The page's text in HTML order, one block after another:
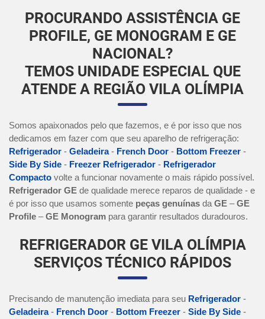
PROCURANDO ASSISTÊNCIA GE
PROFILE, GE MONOGRAM E GE
NACIONAL?
TEMOS UNIDADE ESPECIAL QUE
ATENDE A REGIÃO VILA OLÍMPIA
Somos apaixonados pelo que fazemos, e é por isso que nos
dedicamos em fazer com que seu aparelho de refrigeração:
Refrigerador - Geladeira- French Door - Bottom Freezer -
Side By Side - Freezer Refrigerador - Refrigerador
Compacto volte a funcionar novamente o mais rápido possível.
Refrigerador GE de qualidade merece reparos de qualidade - e
é por isso que usamos somente peças genuínas da GE –GE
Profile –GE Monogram para garantir resultados duradouros.
REFRIGERADOR GE VILA OLÍMPIA
SERVIÇOS TÉCNICO RÁPIDOS
Precisando de manutenção imediata para seu Refrigerador -
Geladeira- French Door - Bottom Freezer - Side By Side -